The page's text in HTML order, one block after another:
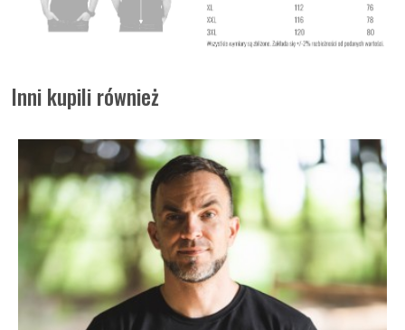
Inni kupili również